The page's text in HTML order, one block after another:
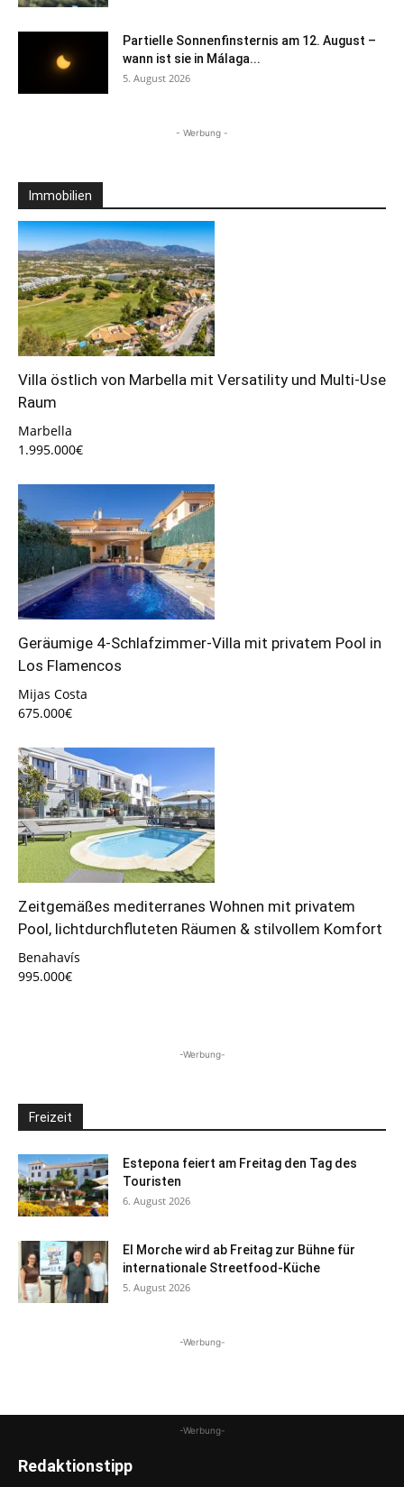
Partielle Sonnenfinsternis am 12. August –
wann ist sie in Málaga...
5. August 2026
- Werbung -
Immobilien
Villa östlich von Marbella mit Versatility und Multi-Use
Raum
Marbella
1.995.000€
Geräumige 4-Schlafzimmer-Villa mit privatem Pool in
Los Flamencos
Mijas Costa
675.000€
Zeitgemäßes mediterranes Wohnen mit privatem
Pool, lichtdurchfluteten Räumen & stilvollem Komfort
Benahavís
995.000€
-Werbung-
Freizeit
Estepona feiert am Freitag den Tag des
Touristen
6. August 2026
El Morche wird ab Freitag zur Bühne für
internationale Streetfood-Küche
5. August 2026
-Werbung-
-Werbung-
Redaktionstipp